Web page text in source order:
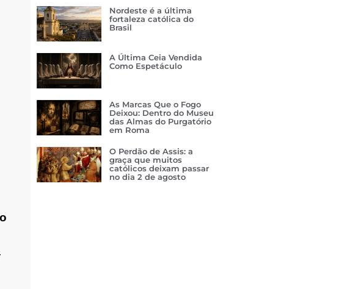
Nordeste é a última
fortaleza católica do
Brasil
A Última Ceia Vendida
Como Espetáculo
As Marcas Que o Fogo
Deixou: Dentro do Museu
das Almas do Purgatório
em Roma
O Perdão de Assis: a
graça que muitos
católicos deixam passar
no dia 2 de agosto